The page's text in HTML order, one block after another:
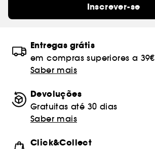
Inscrever-se
Entregas grátis
em compras superiores a 39€
Saber mais
Devoluções
Gratuitas até 30 dias
Saber mais
Click&Collect